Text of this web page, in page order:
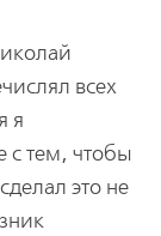
всех
я
с тем, чтобы
это не